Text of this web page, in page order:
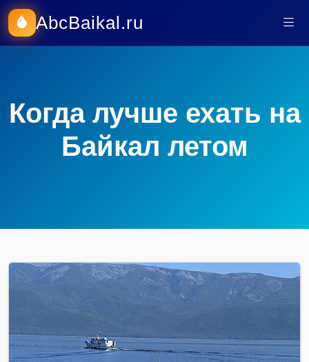
AbcBaikal.ru
Когда лучше ехать на
Байкал летом